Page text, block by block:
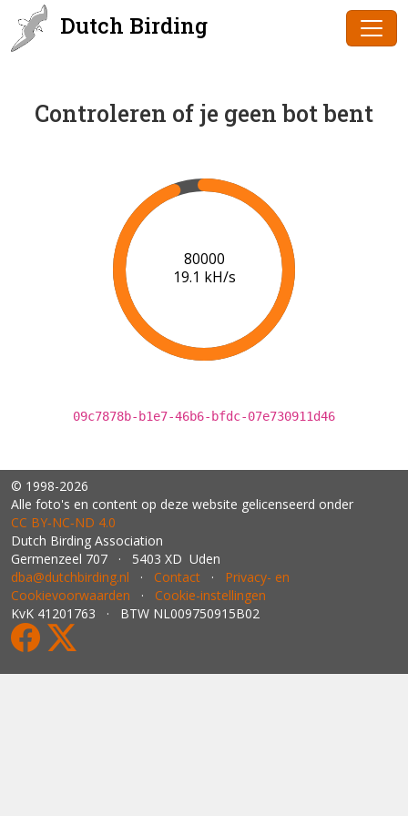
Dutch Birding
Controleren of je geen bot bent
82000
19.0 kH/s
09c7878b-b1e7-46b6-bfdc-07e730911d46
© 1998-2026
Alle foto's en content op deze website gelicenseerd onder
CC BY‑NC‑ND 4.0
Dutch Birding Association
Germenzeel 707 · 5403 XD Uden
dba@dutchbirding.nl · Contact · Privacy- en
Cookievoorwaarden · Cookie-instellingen
KvK 41201763 · BTW NL009750915B02